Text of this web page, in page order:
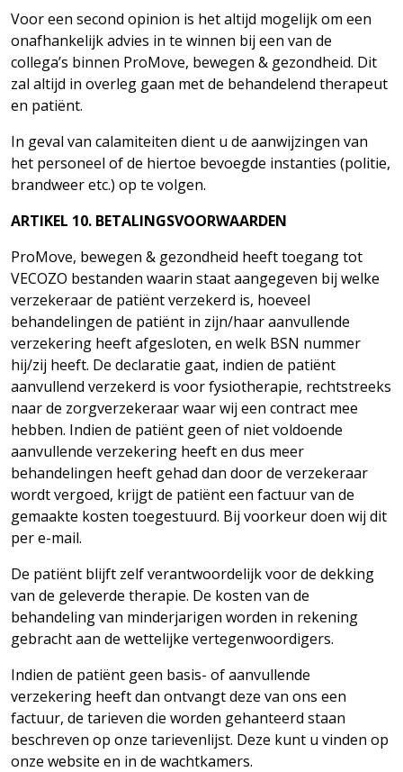
Voor een second opinion is het altijd mogelijk om een
onafhankelijk advies in te winnen bij een van de
collega’s binnen ProMove, bewegen & gezondheid. Dit
zal altijd in overleg gaan met de behandelend therapeut
en patiënt.
In geval van calamiteiten dient u de aanwijzingen van
het personeel of de hiertoe bevoegde instanties (politie,
brandweer etc.) op te volgen.
ARTIKEL 10. BETALINGSVOORWAARDEN
ProMove, bewegen & gezondheid heeft toegang tot
VECOZO bestanden waarin staat aangegeven bij welke
verzekeraar de patiënt verzekerd is, hoeveel
behandelingen de patiënt in zijn/haar aanvullende
verzekering heeft afgesloten, en welk BSN nummer
hij/zij heeft. De declaratie gaat, indien de patiënt
aanvullend verzekerd is voor fysiotherapie, rechtstreeks
naar de zorgverzekeraar waar wij een contract mee
hebben. Indien de patiënt geen of niet voldoende
aanvullende verzekering heeft en dus meer
behandelingen heeft gehad dan door de verzekeraar
wordt vergoed, krijgt de patiënt een factuur van de
gemaakte kosten toegestuurd. Bij voorkeur doen wij dit
per e-mail.
De patiënt blijft zelf verantwoordelijk voor de dekking
van de geleverde therapie. De kosten van de
behandeling van minderjarigen worden in rekening
gebracht aan de wettelijke vertegenwoordigers.
Indien de patiënt geen basis- of aanvullende
verzekering heeft dan ontvangt deze van ons een
factuur, de tarieven die worden gehanteerd staan
beschreven op onze tarievenlijst. Deze kunt u vinden op
onze website en in de wachtkamers.